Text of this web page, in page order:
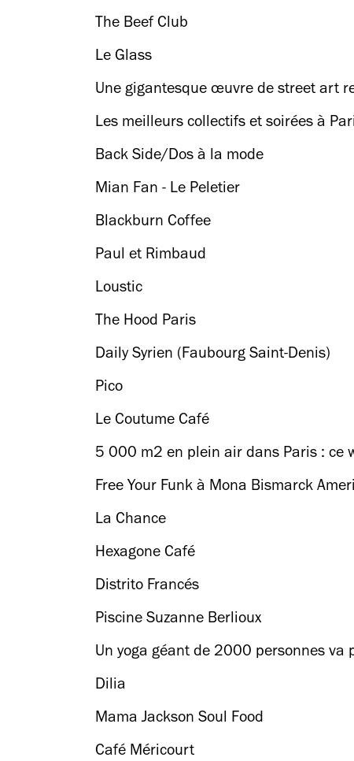
The Beef Club
Le Glass
Une gigantesque œuvre de street art
Les meilleurs collectifs et soirées à
Back Side/Dos à la mode
Mian Fan - Le Peletier
Blackburn Coffee
Paul et Rimbaud
Loustic
The Hood Paris
Daily Syrien (Faubourg Saint-Denis)
Pico
Le Coutume Café
5 000 m2 en plein air dans Paris : ce
Free Your Funk à Mona Bismarck
La Chance
Hexagone Café
Distrito Francés
Piscine Suzanne Berlioux
Un yoga géant de 2000 personnes va
Dilia
Mama Jackson Soul Food
Café Méricourt